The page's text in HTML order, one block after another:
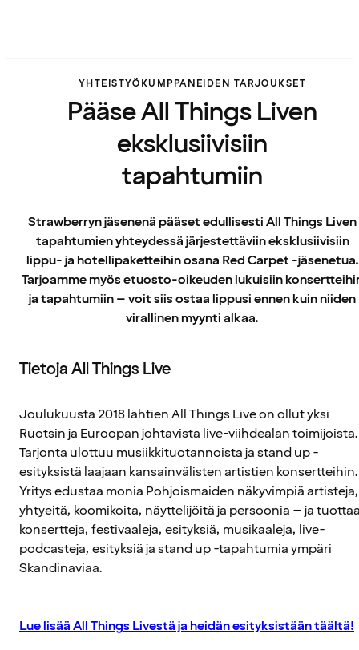
YHTEISTYÖKUMPPANEIDEN TARJOUKSET
Pääse All Things Liven
eksklusiivisiin
tapahtumiin
Strawberryn jäsenenä pääset edullisesti All Things Liven
tapahtumien yhteydessä järjestettäviin eksklusiivisiin
lippu- ja hotellipaketteihin osana Red Carpet -jäsenetua.
Tarjoamme myös etuosto-oikeuden lukuisiin
ja tapahtumiin – voit siis ostaa lippusi ennen kuin niiden
virallinen myynti alkaa.
Tietoja All Things Live
Joulukuusta 2018 lähtien All Things Live on ollut yksi
Ruotsin ja Euroopan johtavista live-viihdealan toimijoista.
Tarjonta ulottuu musiikkituotannoista ja stand up -
esityksistä laajaan kansainvälisten artistien konsertteihin.
Yritys edustaa monia Pohjoismaiden näkyvimpiä artisteja,
yhtyeitä, koomikoita, näyttelijöitä ja persoonia – ja
konsertteja, festivaaleja, esityksiä, musikaaleja, live-
podcasteja, esityksiä ja stand up -tapahtumia ympäri
Skandinaviaa.
Lue lisää All Things Livestä ja heidän esityksistään täältä!